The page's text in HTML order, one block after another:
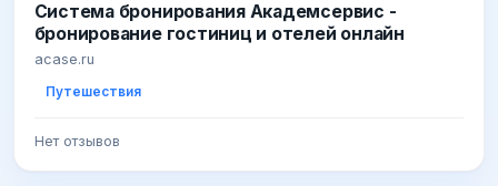
Система бронирования Академсервис -
бронирование гостиниц и отелей онлайн
acase.ru
Путешествия
Нет отзывов